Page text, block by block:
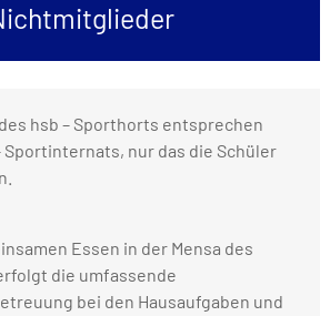
hsb – Sporthorts entsprechen
Sportinternats, nur das die Schüler
Essen in der Mensa des
die umfassende
bei den Hausaufgaben und